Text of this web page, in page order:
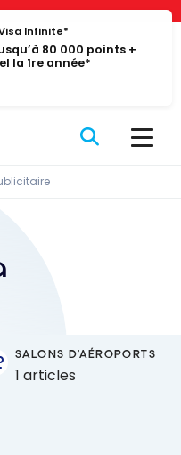
Infinite*
80 000 points +
la 1re année*
SALONS D'AÉROPORTS
1 articles